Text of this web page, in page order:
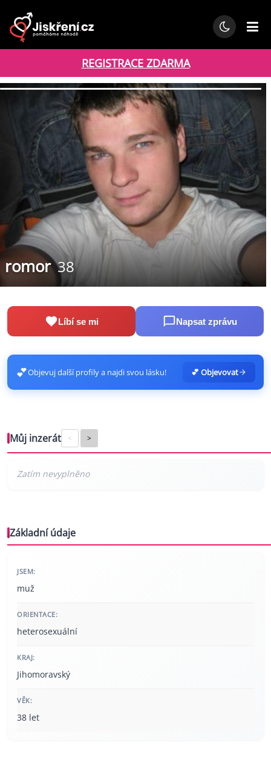
REGISTRACE ZDARMA
romor 38
Líbí se mi Napsat zprávu
💕Objevuj další profily a najdi svou lásku! 💕 Objevovat
Můj inzerát < >
Základní údaje
JSEM:
muž
ORIENTACE:
heterosexuální
KRAJ:
Jihomoravský
VĚK:
38 let